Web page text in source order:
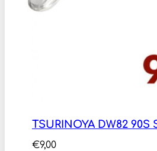
TSURINOYA DW82
€9,00